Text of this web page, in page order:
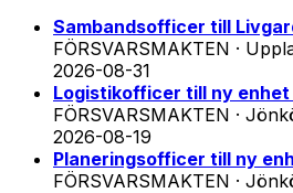
Sambandsofficer till
FÖRSVARSMAKTEN ·
2026-08-31
Logistikofficer till ny
FÖRSVARSMAKTEN ·
2026-08-19
Planeringsofficer till ny
FÖRSVARSMAKTEN ·